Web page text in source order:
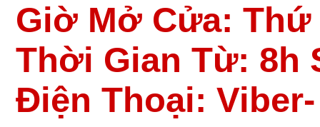
Giờ Mở Cửa: Thứ
Thời Gian Từ: 8h
Điện Thoại: